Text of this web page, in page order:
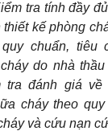
tra tính đầy
kế phòng
chuẩn, tiêu
do nhà
tra đánh giá về
cháy theo
và cứu nạn